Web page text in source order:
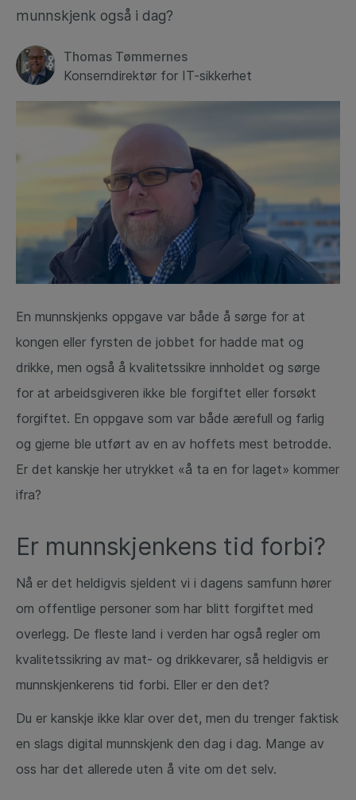
munnskjenk også i dag?
Thomas Tømmernes
Konserndirektør for IT-sikkerhet
En munnskjenks oppgave var både å sørge for at
kongen eller fyrsten de jobbet for hadde mat og
drikke, men også å kvalitetssikre innholdet og sørge
for at arbeidsgiveren ikke ble forgiftet eller forsøkt
forgiftet. En oppgave som var både ærefull og farlig
og gjerne ble utført av en av hoffets mest betrodde.
Er det kanskje her utrykket «å ta en for laget» kommer
ifra?
Er munnskjenkens tid forbi?
Nå er det heldigvis sjeldent vi i dagens samfunn hører
om offentlige personer som har blitt forgiftet med
overlegg. De fleste land i verden har også regler om
kvalitetssikring av mat- og drikkevarer, så heldigvis er
munnskjenkerens tid forbi. Eller er den det?
Du er kanskje ikke klar over det, men du trenger faktisk
en slags digital munnskjenk den dag i dag. Mange av
oss har det allerede uten å vite om det selv.